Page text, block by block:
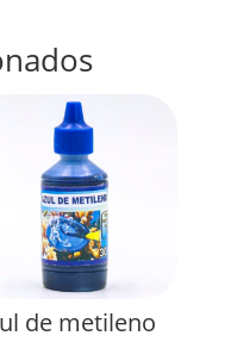
de metileno